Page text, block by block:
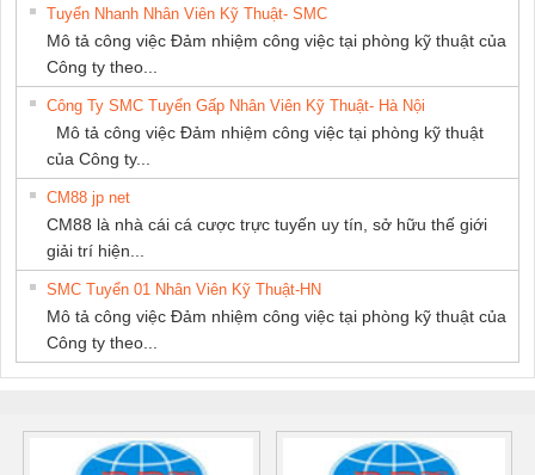
Tuyển Nhanh Nhân Viên Kỹ Thuật- SMC
Mô tả công việc Đảm nhiệm công việc tại phòng kỹ thuật của
Công ty theo...
Công Ty SMC Tuyển Gấp Nhân Viên Kỹ Thuật- Hà Nội
Mô tả công việc Đảm nhiệm công việc tại phòng kỹ thuật
của Công ty...
CM88 jp net
CM88 là nhà cái cá cược trực tuyến uy tín, sở hữu thế giới
giải trí hiện...
SMC Tuyển 01 Nhân Viên Kỹ Thuật-HN
Mô tả công việc Đảm nhiệm công việc tại phòng kỹ thuật của
Công ty theo...